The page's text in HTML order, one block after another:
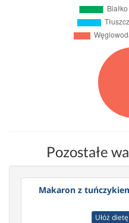
Pozostałe
Makaron z
Ułóż